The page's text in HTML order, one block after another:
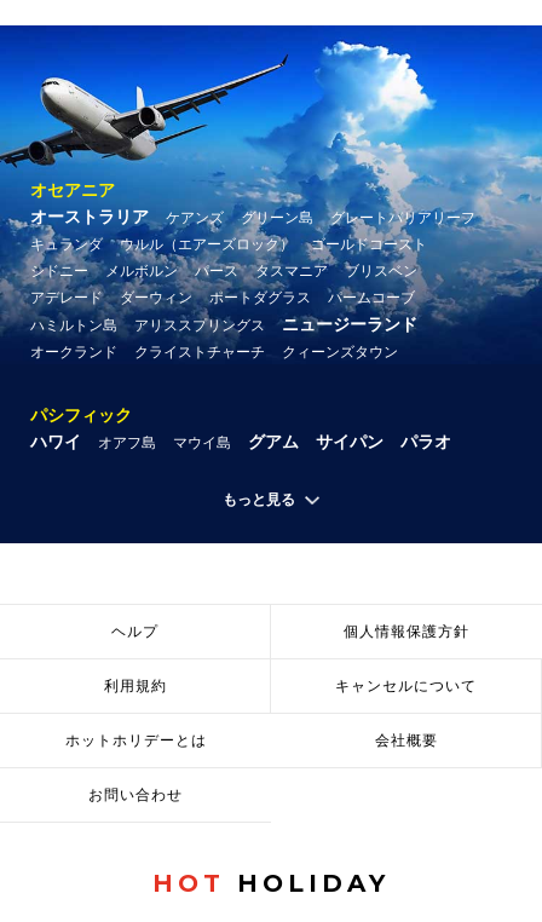
オセアニア
オーストラリア
ケアンズ グリーン島
グレートバリアリーフ
キュランダ
ウルル（エアーズロック）
ゴールドコースト
シドニー
メルボルン パース タスマニア
ブリスベン
アデレード
ダーウィン ポートダグラス
パームコーブ
ハミルトン島
アリススプリングス ニュージーランド
オークランド クライストチャーチ クィーンズタウン
パシフィック
ハワイ
オアフ島 マウイ島 グアム サイパン パラオ
もっと見る
ヘルプ 個人情報保護方針
利用規約 キャンセルについて
ホットホリデーとは 会社概要
お問い合わせ
HOT HOLIDAY